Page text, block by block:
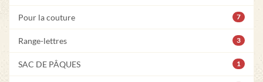
Pour la couture 7
Range-lettres 3
SAC DE PÂQUES 1